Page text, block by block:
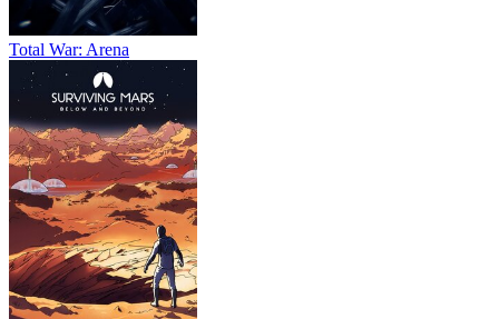
Total War: Arena